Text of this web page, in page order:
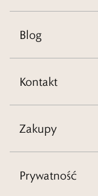
Blog
Kontakt
Zakupy
Prywatność